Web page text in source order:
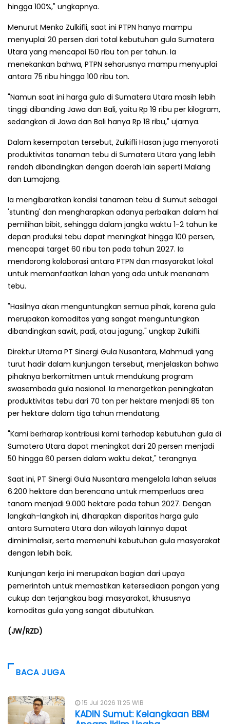
hingga 100%," ungkapnya.
Menurut Menko Zulkifli, saat ini PTPN hanya mampu
menyuplai 20 persen dari total kebutuhan gula Sumatera
Utara yang mencapai 150 ribu ton per tahun. Ia
menekankan bahwa, PTPN seharusnya mampu menyuplai
antara 75 ribu hingga 100 ribu ton.
"Namun saat ini harga gula di Sumatera Utara masih lebih
tinggi dibanding Jawa dan Bali, yaitu Rp 19 ribu per kilogram,
sedangkan di Jawa dan Bali hanya Rp 18 ribu," ujarnya.
Dalam kesempatan tersebut, Zulkifli Hasan juga menyoroti
produktivitas tanaman tebu di Sumatera Utara yang lebih
rendah dibandingkan dengan daerah lain seperti Malang
dan Lumajang.
Ia mengibaratkan kondisi tanaman tebu di Sumut sebagai
'stunting' dan mengharapkan adanya perbaikan dalam hal
pemilihan bibit, sehingga dalam jangka waktu 1-2 tahun ke
depan produksi tebu dapat meningkat hingga 100 persen,
mencapai target 60 ribu ton pada tahun 2027. Ia
mendorong kolaborasi antara PTPN dan masyarakat lokal
untuk memanfaatkan lahan yang ada untuk menanam
tebu.
"Hasilnya akan menguntungkan semua pihak, karena gula
merupakan komoditas yang sangat menguntungkan
dibandingkan sawit, padi, atau jagung," ungkap Zulkifli.
Direktur Utama PT Sinergi Gula Nusantara, Mahmudi yang
turut hadir dalam kunjungan tersebut, menjelaskan bahwa
pihaknya berkomitmen untuk mendukung program
swasembada gula nasional. Ia menargetkan peningkatan
produktivitas tebu dari 70 ton per hektare menjadi 85 ton
per hektare dalam tiga tahun mendatang.
"Kami berharap kontribusi kami terhadap kebutuhan gula di
Sumatera Utara dapat meningkat dari 20 persen menjadi
50 hingga 60 persen dalam waktu dekat," terangnya.
Saat ini, PT Sinergi Gula Nusantara mengelola lahan seluas
6.200 hektare dan berencana untuk memperluas area
tanam menjadi 9.000 hektare pada tahun 2027. Dengan
langkah-langkah ini, diharapkan disparitas harga gula
antara Sumatera Utara dan wilayah lainnya dapat
diminimalisir, serta memenuhi kebutuhan gula masyarakat
dengan lebih baik.
Kunjungan kerja ini merupakan bagian dari upaya
pemerintah untuk memastikan ketersediaan pangan yang
cukup dan terjangkau bagi masyarakat, khususnya
komoditas gula yang sangat dibutuhkan.
(JW/RZD)
BACA JUGA
15 Jul 2026 11:25 WIB
KADIN Sumut: Kelangkaan BBM